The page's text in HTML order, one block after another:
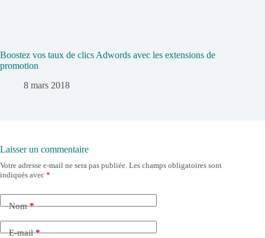
Boostez vos taux de clics Adwords avec les extensions de
promotion
8 mars 2018
Laisser un commentaire
Votre adresse e-mail ne sera pas publiée. Les champs obligatoires sont
indiqués avec *
Nom*
E-mail*